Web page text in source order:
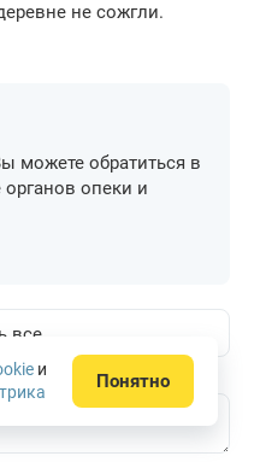
не сожгли.
можете обратиться в
опеки и
все
и
Понятно